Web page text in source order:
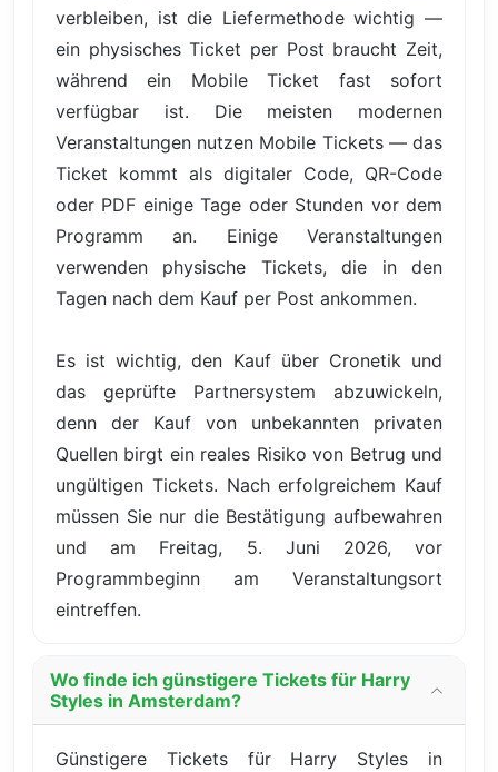
verbleiben, ist die Liefermethode wichtig —
ein physisches Ticket per Post braucht Zeit,
während ein Mobile Ticket fast sofort
verfügbar ist. Die meisten modernen
Veranstaltungen nutzen Mobile Tickets — das
Ticket kommt als digitaler Code, QR-Code
oder PDF einige Tage oder Stunden vor dem
Programm an. Einige Veranstaltungen
verwenden physische Tickets, die in den
Tagen nach dem Kauf per Post ankommen.
Es ist wichtig, den Kauf über Cronetik und
das geprüfte Partnersystem abzuwickeln,
denn der Kauf von unbekannten privaten
Quellen birgt ein reales Risiko von Betrug und
ungültigen Tickets. Nach erfolgreichem Kauf
müssen Sie nur die Bestätigung aufbewahren
und am Freitag, 5. Juni 2026, vor
Programmbeginn am Veranstaltungsort
eintreffen.
Wo finde ich günstigere Tickets für Harry
Styles in Amsterdam?
Günstigere Tickets für Harry Styles in